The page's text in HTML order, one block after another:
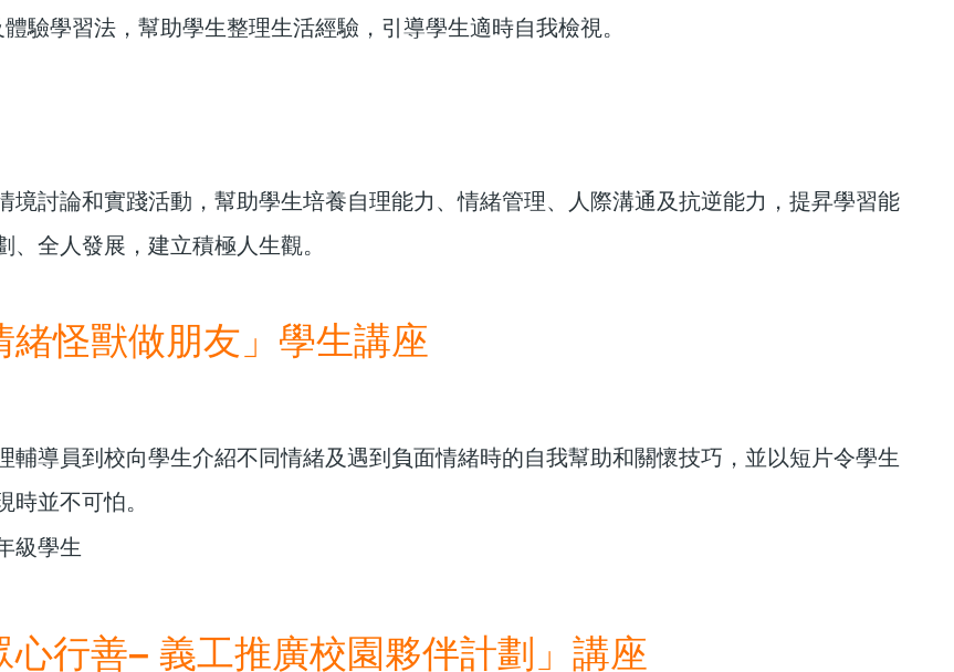
驗學習法，幫助學生整理生活經驗，引導學生適時自我檢視。
境討論和實踐活動，幫助學生培養自理能力、情緒管理、人際溝通及抗逆能力，提昇學習能
、全人發展，建立積極人生觀。
緒怪獸做朋友」學生講座
輔導員到校向學生介紹不同情緒及遇到負面情緒時的自我幫助和關懷技巧，並以短片令學生
並不可怕。
級學生
心行善– 義工推廣校園夥伴計劃」講座